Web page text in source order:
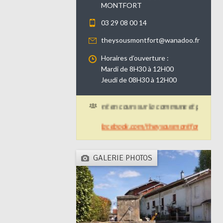
MONTFORT
03 29 08 00 14
theysousmontfort@wanadoo.fr
Horaires d’ouverture :
Mardi de 8H30 à 12H00
Jeudi de 08H30 à 12H00
Des travaux de voirie sont en cours sur la commune et peuvent
https://www.facebook.com/theysousmontfort/
GALERIE PHOTOS